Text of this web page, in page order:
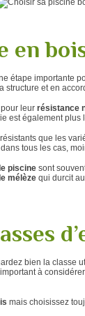
en
étape importante
structure et en
leur résistance
est également
que les
tous les cas,
piscinesont
mélèzequi durcit au
bien la classe
à
mais choisissez